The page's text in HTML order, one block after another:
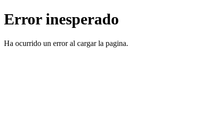
Error inesperado
Ha ocurrido un error al cargar la pagina.